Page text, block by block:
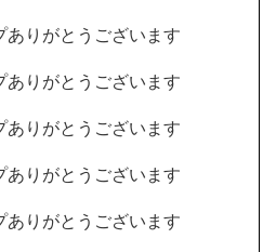
ありがとうございます
ありがとうございます
ありがとうございます
ありがとうございます
ありがとうございます